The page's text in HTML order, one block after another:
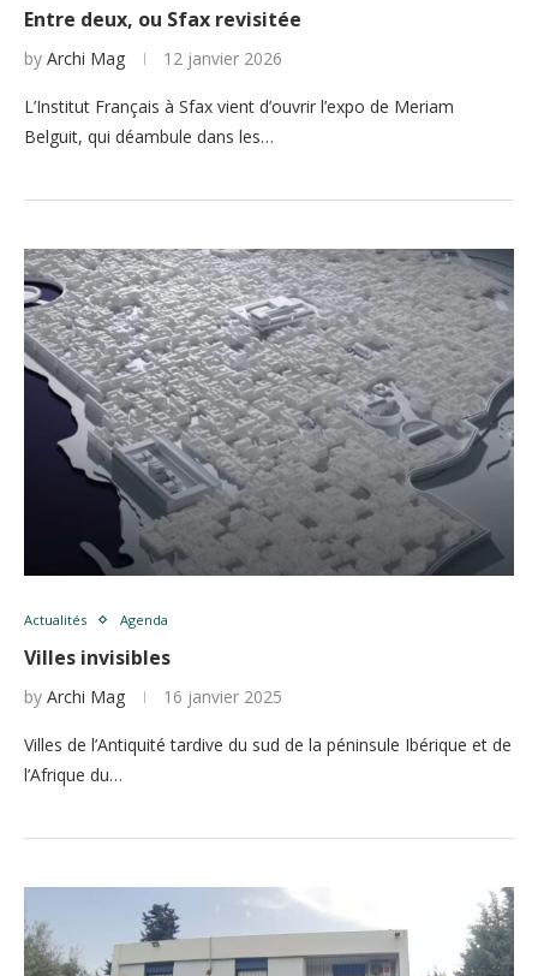
Entre deux, ou Sfax revisitée
by Archi Mag 12 janvier 2026
L’Institut Français à Sfax vient d’ouvrir l’expo de Meriam
Belguit, qui déambule dans les…
Actualités Agenda
Villes invisibles
by Archi Mag 16 janvier 2025
Villes de l’Antiquité tardive du sud de la péninsule Ibérique et de
l’Afrique du…